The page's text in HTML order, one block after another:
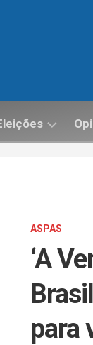
ASPAS
‘A
para